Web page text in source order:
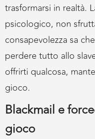
trasformarsi in realtà.
psicologico, non
consapevolezza sa
perdere tutto allo
offrirti qualcosa,
gioco.
Blackmail e
gioco